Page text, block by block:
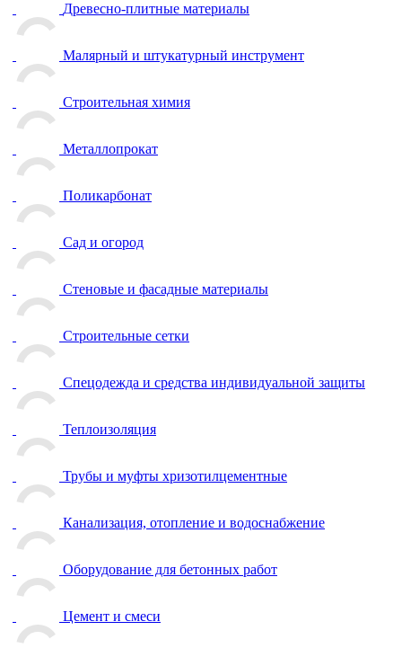
Древесно-плитные материалы
Малярный и штукатурный инструмент
Строительная химия
Металлопрокат
Поликарбонат
Сад и огород
Стеновые и фасадные материалы
Строительные сетки
Спецодежда и средства индивидуальной защиты
Теплоизоляция
Трубы и муфты хризотилцементные
Канализация, отопление и водоснабжение
Оборудование для бетонных работ
Цемент и смеси